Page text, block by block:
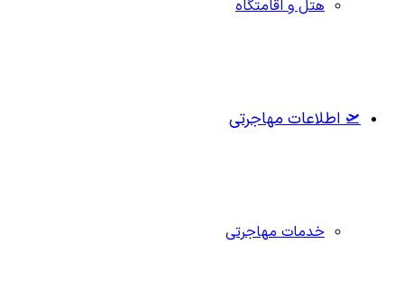
هتل و اقامتگاه
🛫 اطلاعات مهاجرتی
خدمات مهاجرتی